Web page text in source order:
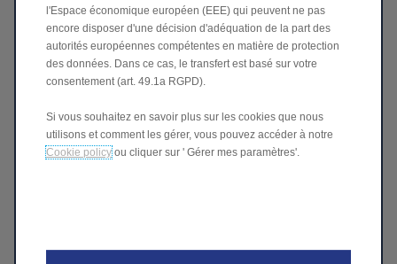
l'Espace économique européen (EEE) qui peuvent ne pas
encore disposer d'une décision d'adéquation de la part des
autorités européennes compétentes en matière de protection
des données. Dans ce cas, le transfert est basé sur votre
consentement (art. 49.1a RGPD).
Si vous souhaitez en savoir plus sur les cookies que nous
utilisons et comment les gérer, vous pouvez accéder à notre
Cookie policyou cliquer sur ' Gérer mes paramètres'.